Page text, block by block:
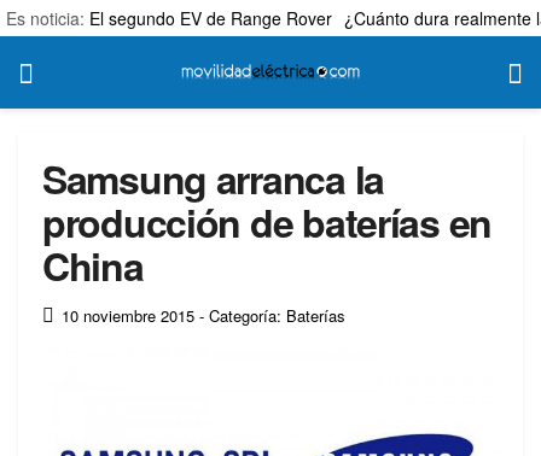
Es noticia: El segundo EV de Range Rover ¿Cuánto dura realmente
Samsung arranca la
producción de baterías en
China
10 noviembre 2015 - Categoría: Baterías